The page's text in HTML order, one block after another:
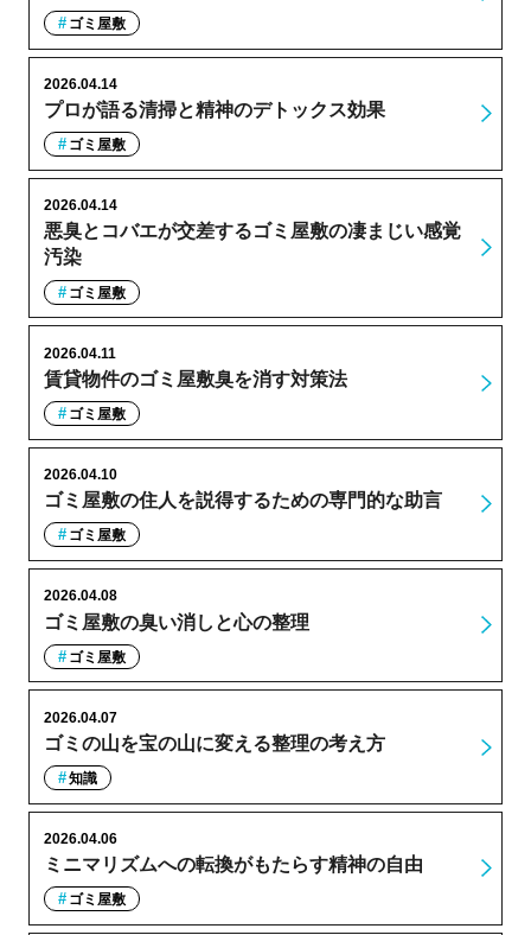
ゴミ屋敷
プロが語る清掃と精神のデトックス効果
2026.04.14
ゴミ屋敷
悪臭とコバエが交差するゴミ屋敷の凄まじい感覚
汚染
2026.04.14
ゴミ屋敷
賃貸物件のゴミ屋敷臭を消す対策法
2026.04.11
ゴミ屋敷
ゴミ屋敷の住人を説得するための専門的な助言
2026.04.10
ゴミ屋敷
ゴミ屋敷の臭い消しと心の整理
2026.04.08
ゴミ屋敷
ゴミの山を宝の山に変える整理の考え方
2026.04.07
知識
ミニマリズムへの転換がもたらす精神の自由
2026.04.06
ゴミ屋敷